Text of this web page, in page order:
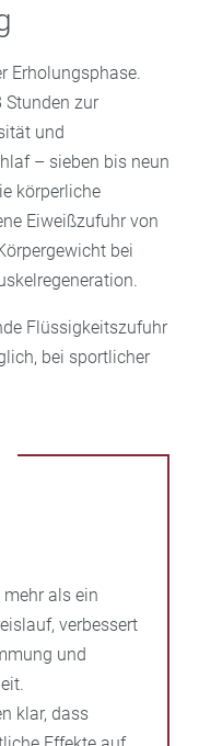
Erholungsphase.
Stunden zur
und
– sieben bis neun
körperliche
Eiweißzufuhr von
bei
Flüssigkeitszufuhr
bei sportlicher
als ein
verbessert
und
klar, dass